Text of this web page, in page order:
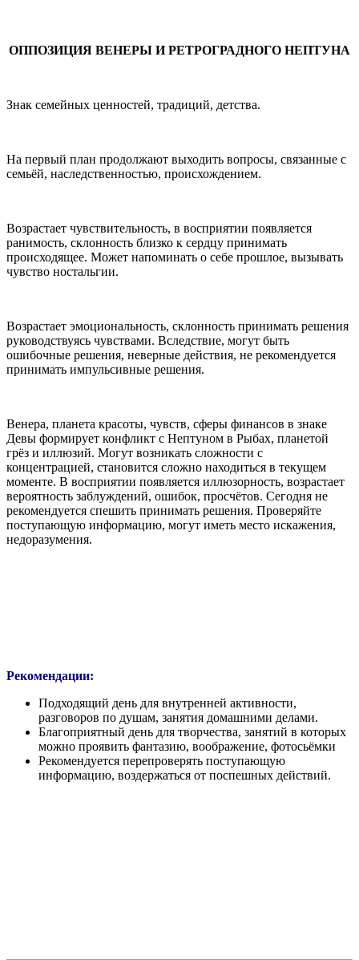
ОППОЗИЦИЯ ВЕНЕРЫ И РЕТРОГРАДНОГО НЕПТУНА
Знак семейных ценностей, традиций, детства.
На первый план продолжают выходить вопросы, связанные с
семьёй, наследственностью, происхождением.
Возрастает чувствительность, в восприятии появляется
ранимость, склонность близко к сердцу принимать
происходящее. Может напоминать о себе прошлое, вызывать
чувство ностальгии.
Возрастает эмоциональность, склонность принимать решения
руководствуясь чувствами. Вследствие, могут быть
ошибочные решения, неверные действия, не рекомендуется
принимать импульсивные решения.
Венера, планета красоты, чувств, сферы финансов в знаке
Девы формирует конфликт с Нептуном в Рыбах, планетой
грёз и иллюзий. Могут возникать сложности с
концентрацией, становится сложно находиться в текущем
моменте. В восприятии появляется иллюзорность, возрастает
вероятность заблуждений, ошибок, просчётов. Сегодня не
рекомендуется спешить принимать решения. Проверяйте
поступающую информацию, могут иметь место искажения,
недоразумения.
Рекомендации:
Подходящий день для внутренней активности,
разговоров по душам, занятия домашними делами.
Благоприятный день для творчества, занятий в которых
можно проявить фантазию, воображение, фотосьёмки
Рекомендуется перепроверять поступающую
информацию, воздержаться от поспешных действий.